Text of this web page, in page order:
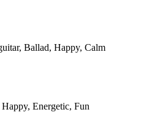
Ballad, Happy, Calm
Energetic, Fun